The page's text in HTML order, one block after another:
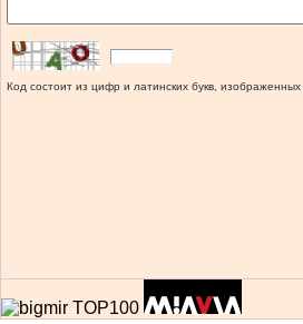
Код состоит из цифр и латинских букв, изображенных